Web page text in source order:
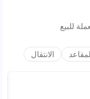
للبيع
الانتقال